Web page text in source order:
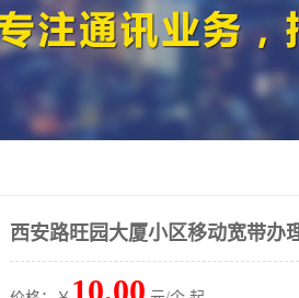
西安路旺园大厦小区移动宽带办